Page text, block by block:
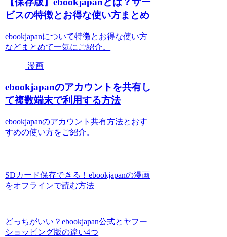
ビスの特徴とお得な使い方まとめ
ebookjapanについて特徴とお得な使い方
などまとめて一気にご紹介。
漫画
ebookjapanのアカウントを共有し
て複数端末で利用する方法
ebookjapanのアカウント共有方法とおす
すめの使い方をご紹介。
SDカード保存できる！ebookjapanの漫画
をオフラインで読む方法
どっちがいい？ebookjapan公式とヤフー
ショッピング版の違い4つ